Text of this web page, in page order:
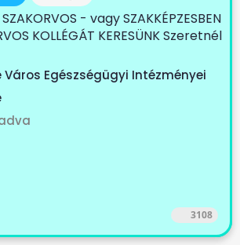
- vagy SZAKKÉPZESBEN
KOLLÉGÁT KERESÜNK Szeretnél
Város Egészségügyi Intézményei
3108